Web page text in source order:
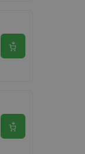
Se produkt
Se produkt